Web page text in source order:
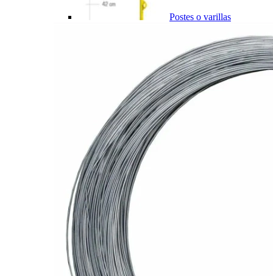
Postes o varillas